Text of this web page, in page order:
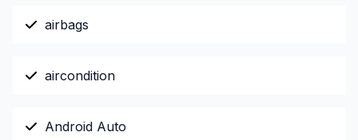
airbags
aircondition
Android Auto